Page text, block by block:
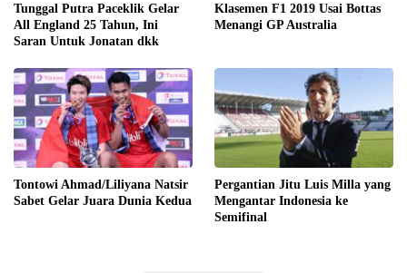
Tunggal Putra Paceklik Gelar
All England 25 Tahun, Ini
Saran Untuk Jonatan dkk
Klasemen F1 2019 Usai Bottas
Menangi GP Australia
Tontowi Ahmad/Liliyana Natsir
Sabet Gelar Juara Dunia Kedua
Pergantian Jitu Luis Milla yang
Mengantar Indonesia ke
Semifinal